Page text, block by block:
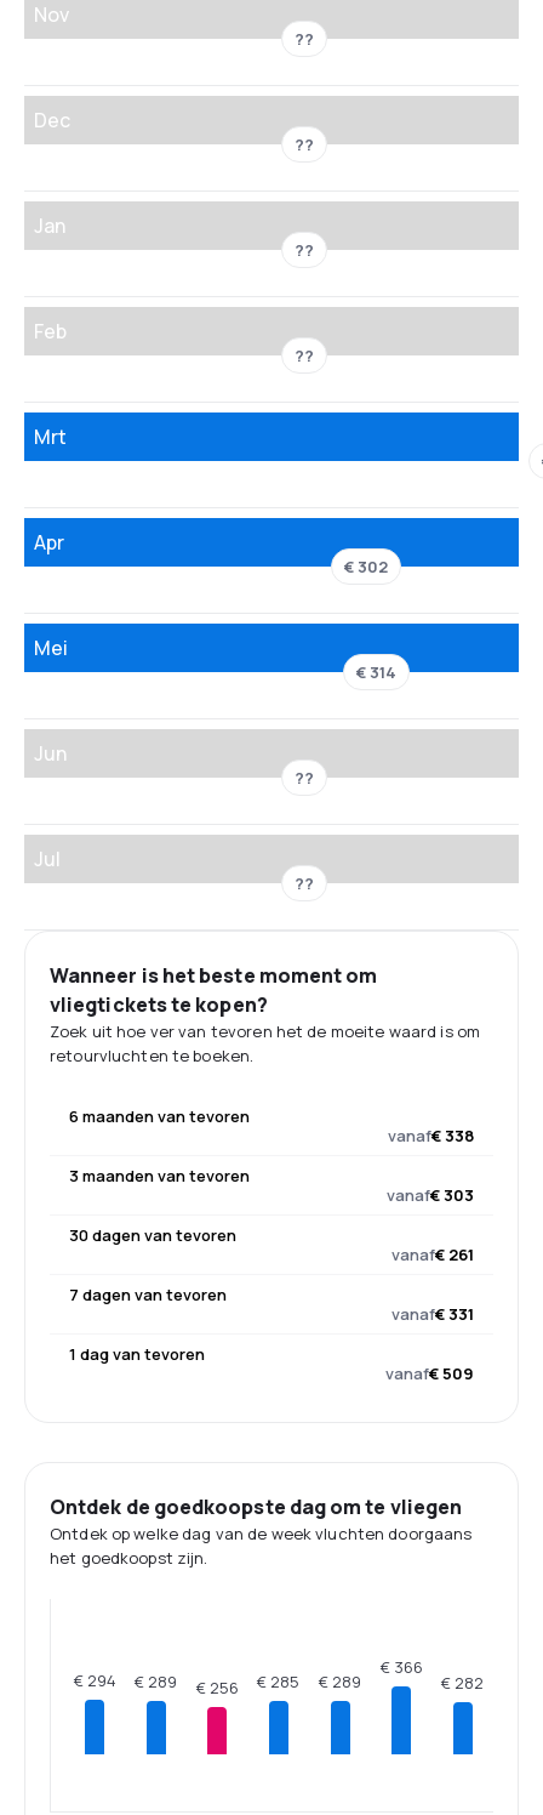
Nov
??
Dec
??
Jan
??
Feb
??
Mrt
Apr
€ 302
Mei
€ 314
Jun
??
Jul
??
Wanneer is het beste moment om
vliegtickets te kopen?
Zoek uit hoe ver van tevoren het de moeite waard is om
retourvluchten te boeken.
6 maanden van tevoren
vanaf€ 338
3 maanden van tevoren
vanaf€ 303
30 dagen van tevoren
vanaf€ 261
7 dagen van tevoren
vanaf€ 331
1 dag van tevoren
vanaf€ 509
Ontdek de goedkoopste dag om te vliegen
Ontdek op welke dag van de week vluchten doorgaans
het goedkoopst zijn.
€ 294 € 289 € 256 € 285 € 289
€ 366
€ 282